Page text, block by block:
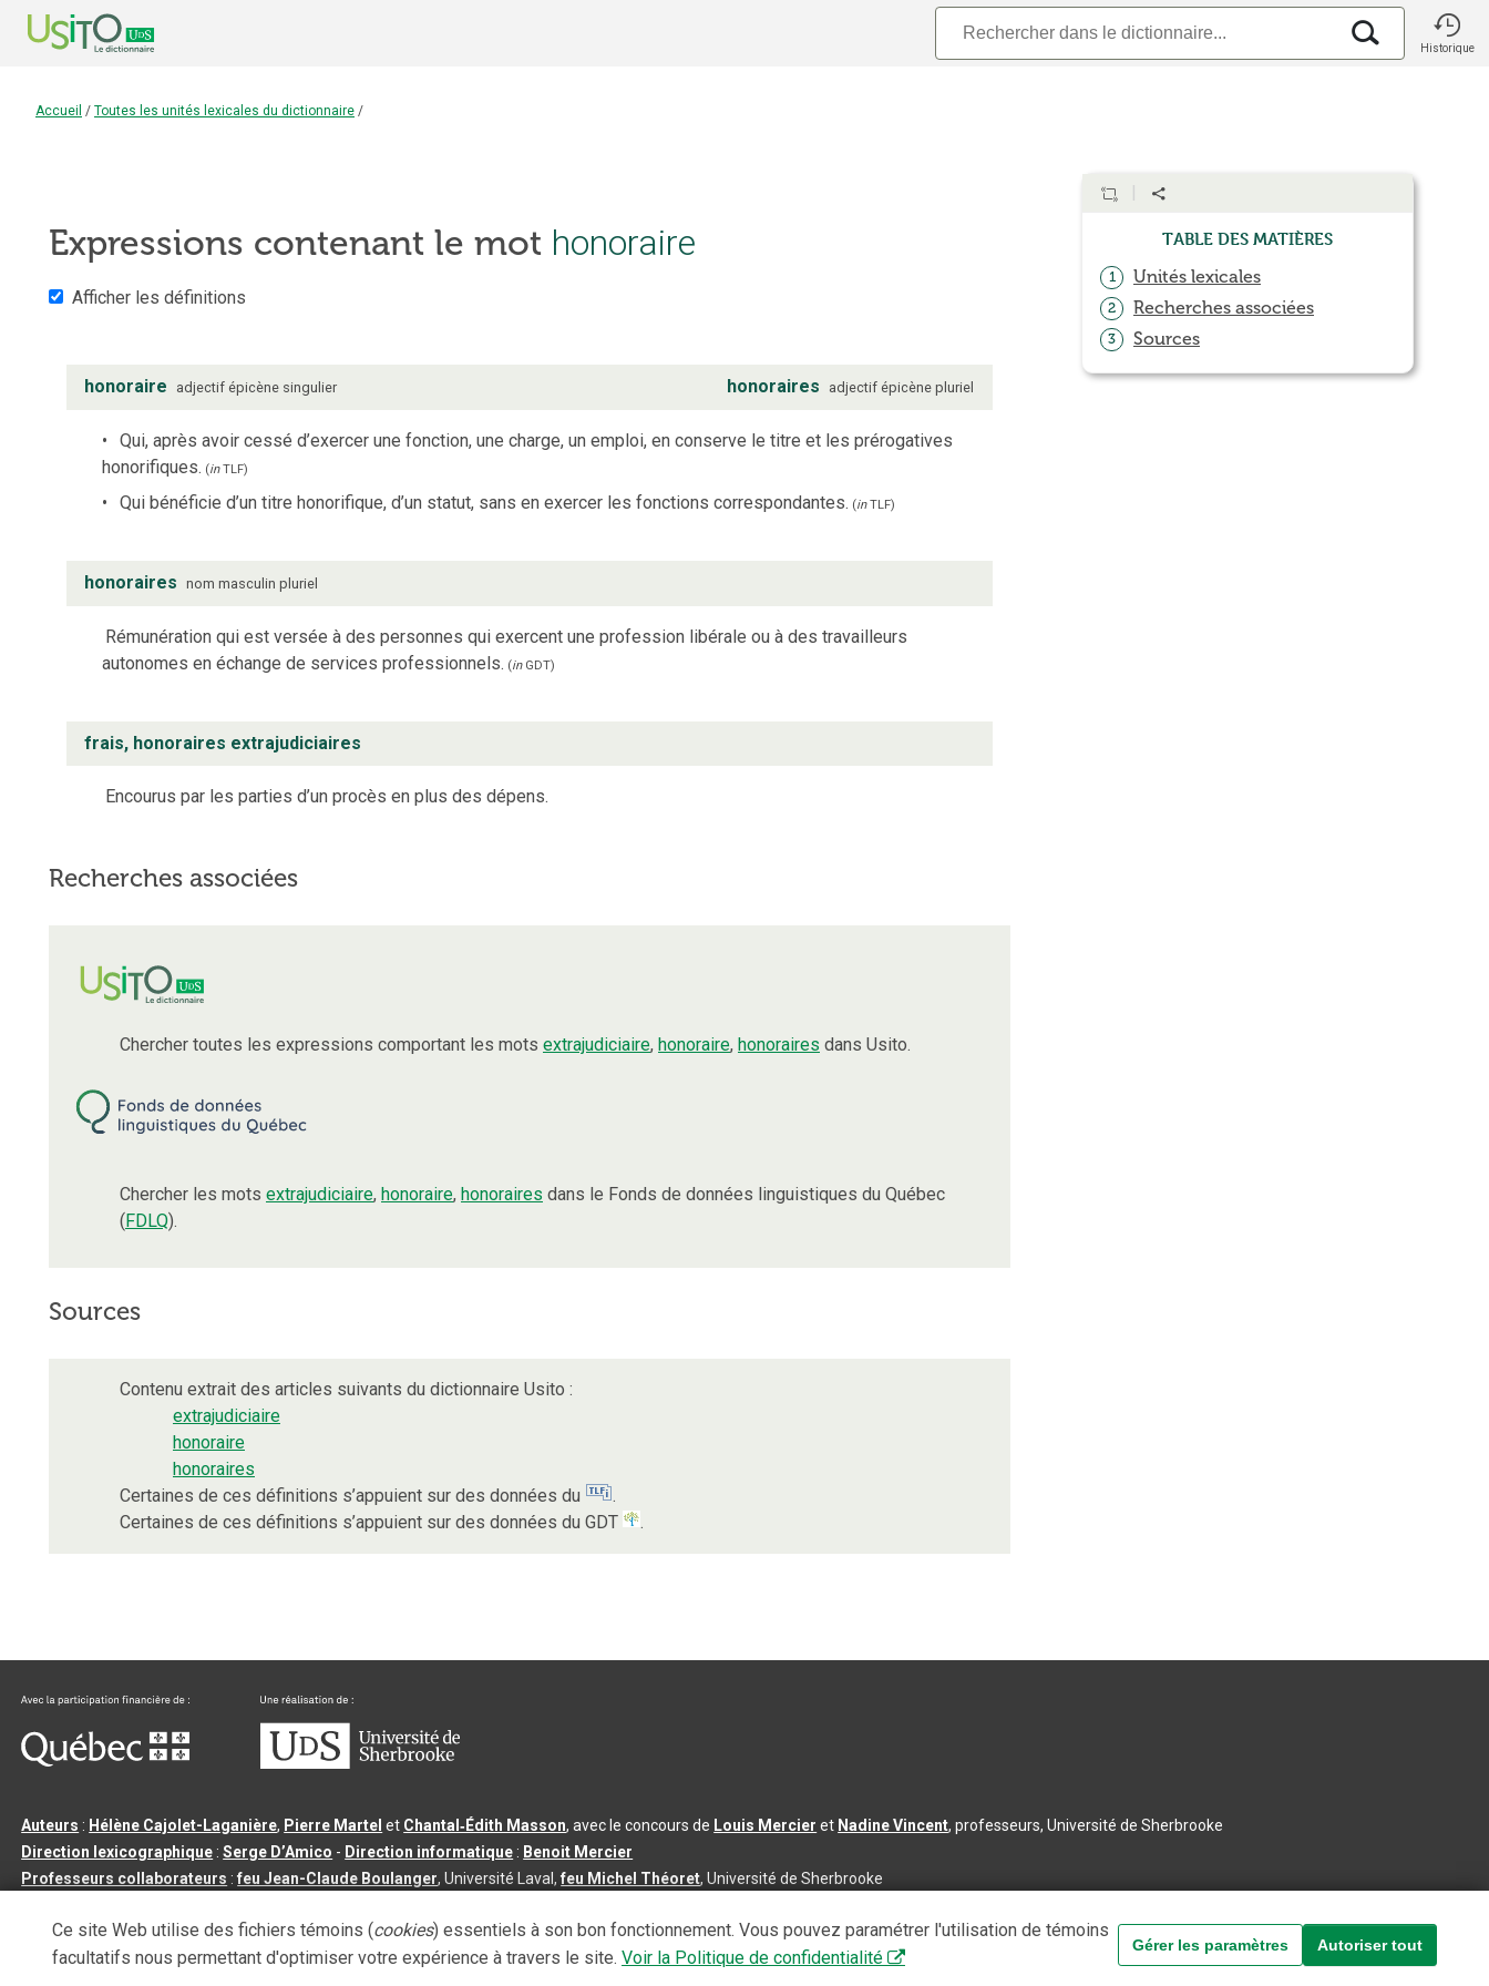
Historique
Accueil / Toutes les unités lexicales du dictionnaire /
Expressions contenant le mot honoraire
Afficher les définitions
honoraire adjectif épicène singulier honoraires adjectif épicène pluriel
Qui, après avoir cessé d’exercer une fonction, une charge, un emploi, en conserve le titre et les prérogatives
honorifiques. (inTLF)
Qui bénéficie d’un titre honorifique, d’un statut, sans en exercer les fonctions correspondantes. (inTLF)
honoraires nom masculin pluriel
Rémunération qui est versée à des personnes qui exercent une profession libérale ou à des travailleurs
autonomes en échange de services professionnels. (inGDT)
frais, honoraires extrajudiciaires
Encourus par les parties d’un procès en plus des dépens.
Recherches associées
Chercher toutes les expressions comportant les mots extrajudiciaire, honoraire, honoraires dans Usito.
Chercher les mots extrajudiciaire, honoraire, honoraires dans le Fonds de données linguistiques du Québec
(FDLQ).
Sources
Contenu extrait des articles suivants du dictionnaire Usito :
extrajudiciaire
honoraire
honoraires
Certaines de ces définitions s’appuient sur des données du
.
Certaines de ces définitions s’appuient sur des données du GDT
.
Table des matières
1 Unités lexicales
2 Recherches associées
3 Sources
Auteurs : Hélène Cajolet-Laganière, Pierre Martel et Chantal‑Édith Masson, avec le concours de Louis Mercier et Nadine Vincent, professeurs, Université de Sherbrooke
Direction lexicographique :Serge D’Amico - Direction informatique : Benoit Mercier
Professeurs collaborateurs :feu Jean-Claude Boulanger, Université Laval,feu Michel Théoret, Université de Sherbrooke
Tous droits réservés©Université de Sherbrooke |3.2.2- Dernière mise à jour du contenu :2026-08-03
Ce site Web utilise des fichiers témoins (cookies) essentiels à son bon fonctionnement. Vous pouvez paramétrer l'utilisation de témoins
facultatifs nous permettant d'optimiser votre expérience à travers le site. Voir la Politique de confidentialité
Gérer les paramètres Autoriser tout